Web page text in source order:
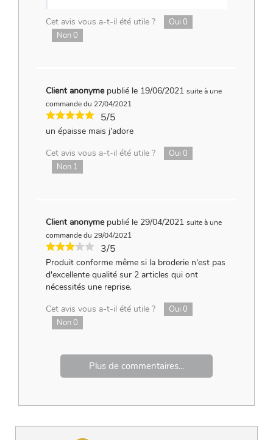
Cet avis vous a-t-il été utile ? Oui 0
Non0
Client anonyme publié le 19/06/2021 suite à une
commande du 27/04/2021
5/5
un épaisse mais j'adore
Cet avis vous a-t-il été utile ?
Oui 0
Non 1
Client anonyme publié le 29/04/2021 suite à une
commande du 29/04/2021
3/5
Produit conforme même si la broderie n'est pas
d'excellente qualité sur 2 articles qui ont
nécessités une reprise.
Cet avis vous a-t-il été utile ?
Oui 0
Non0
Plus de commentaires...